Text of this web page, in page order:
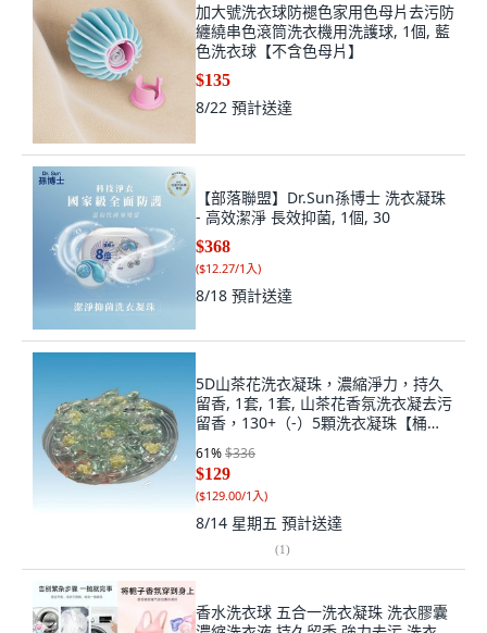
加大號洗衣球防褪色家用色母片去污防
纏繞串色滾筒洗衣機用洗護球, 1個, 藍
色洗衣球【不含色母片】
$135
8/22 預計送達
【部落聯盟】Dr.Sun孫博士 洗衣凝珠
- 高效潔淨 長效抑菌, 1個, 30
$368
($12.27/1入)
8/18 預計送達
5D山茶花洗衣凝珠，濃縮淨力，持久
留香, 1套, 1套, 山茶花香氛洗衣凝去污
留香，130+（-）5顆洗衣凝珠【桶
61%$336
$129
($129.00/1入)
8/14 星期五 預計送達
(1)
香水洗衣球 五合一洗衣凝珠 洗衣膠囊